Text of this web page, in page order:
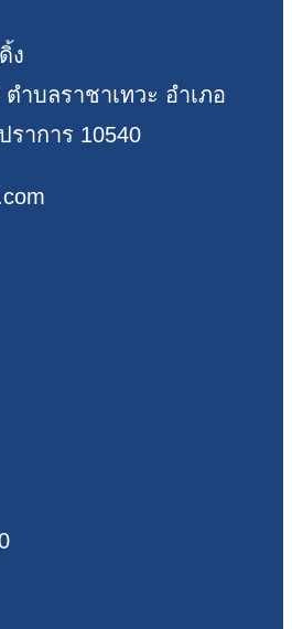
ง
ำบลราชาเทวะ อำเภอ
าการ 10540